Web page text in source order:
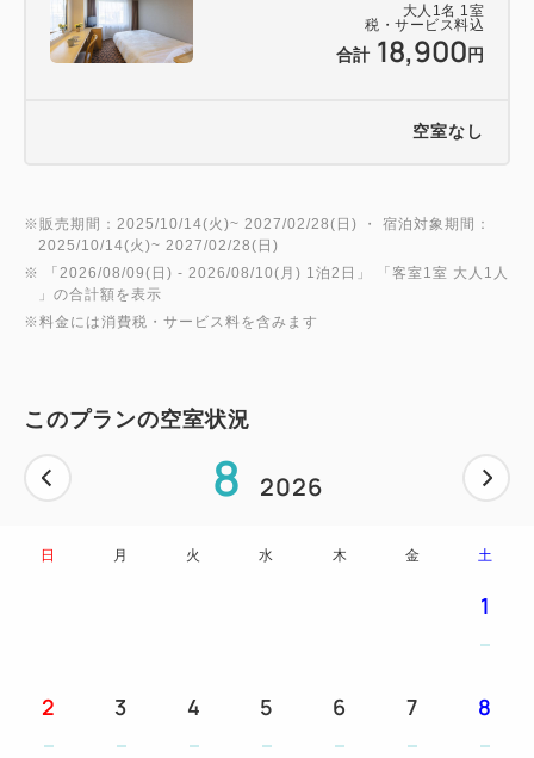
大人 1 名 1 室
税・サービス料込
合計 18,900 円
空室なし
※販売期間：2025/10/14(火)~ 2027/02/28(日) ・ 宿泊対象期間：
2025/10/14(火)~ 2027/02/28(日)
※ 「 2026/08/09(日) - 2026/08/10(月) 1泊2日 」 「客室1室 大人1人
」の合計額を表示
※料金には消費税・サービス料を含みます
このプランの空室状況
8 2026
日 月 火 水 木 金 土
1
2 3 4 5 6 7 8